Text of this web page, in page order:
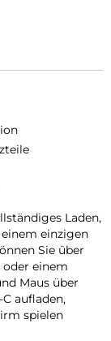
Laden,
einzigen
Sie über
oder einem
Maus über
aufladen,
spielen